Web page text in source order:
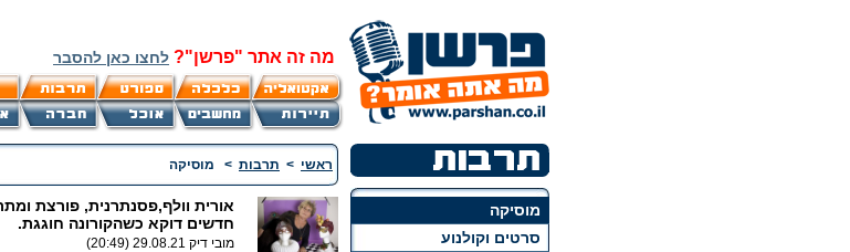
מה זה אתר "פרשן"? לחצו כאן להסבר
מוסיקה
סרטים וקולנוע
ראשי > תרבות > מוסיקה
אורית וולף,פסנתרנית, פורצת
חדשים דוקא כשהקורונה חוגגת.
מובי דיק 29.08.21 (20:49)